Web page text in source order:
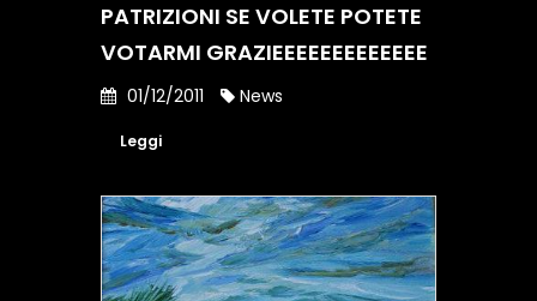
PATRIZIONI SE VOLETE POTETE
VOTARMI GRAZIEEEEEEEEEEEEE
01/12/2011 News
Leggi